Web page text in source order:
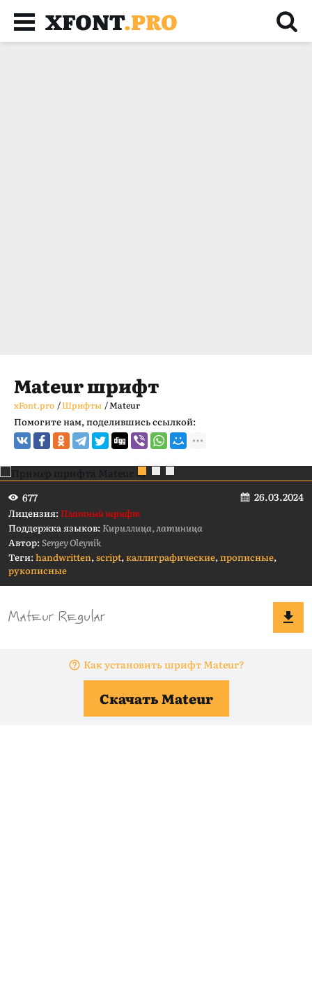
XFONT.PRO
Mateur шрифт
xFont.pro /Шрифты /Mateur
Помогите нам, поделившись ссылкой:
677 26.03.2024
Лицензия:Платный шрифт
Поддержка языков:Кириллица, латиница
Автор:Sergey Oleynik
Теги:handwritten,script,каллиграфические,прописные,
рукописные
Как установить шрифт Mateur?
Скачать Mateur